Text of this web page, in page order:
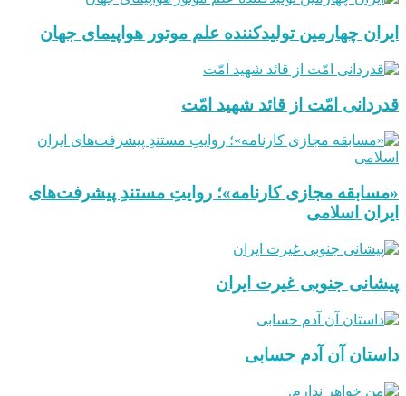
ایران چهارمین تولیدکننده علم موتور هواپیمای جهان
قدردانی امّت از قائد شهید امّت
«مسابقه مجازی کارنامه»؛ روایتِ مستندِ پیشرفت‌های
ایران اسلامی
پیشانی جنوبی غیرت ایران
داستان آن آدم حسابی